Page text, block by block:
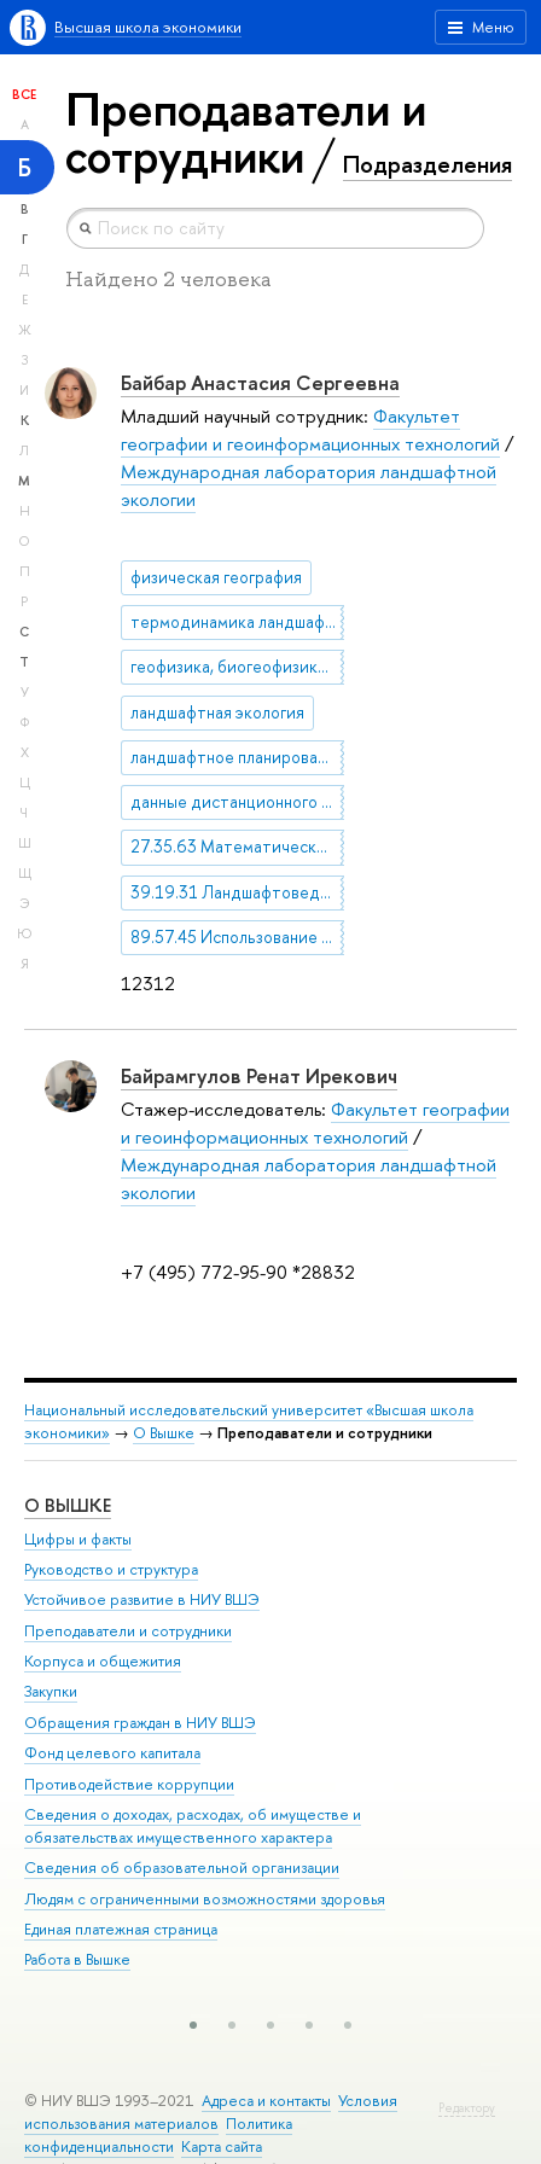
Меню
Высшая школа экономики
ВСЕ
А
Б
В
Г
Д
Е
Ж
З
И
К
Л
М
Н
О
П
Р
С
Т
У
Ф
Х
Ц
Ч
Ш
Щ
Э
Ю
Я
Преподаватели и
сотрудники Подразделения
Найдено 2 человека
12312
Байбар Анастасия Сергеевна
Младший научный сотрудник: Факультет
географии и геоинформационных технологий /
Международная лаборатория ландшафтной
экологии
физическая география
термодинамика ландшафта, экосистем
геофизика, биогеофизика ландшафта
ландшафтная экология
ландшафтное планирование
данные дистанционного зондирования
27.35.63 Математические модели геофизики и метеорологии
39.19.31 Ландшафтоведение
89.57.45 Использование аэрокосмической информации
+7 (495) 772-95-90 *28832
Байрамгулов Ренат Ирекович
Стажер-исследователь: Факультет географии
и геоинформационных технологий /
Международная лаборатория ландшафтной
экологии
Национальный исследовательский университет «Высшая школа
экономики» → О Вышке → Преподаватели и сотрудники
О ВЫШКЕ
Цифры и факты
Руководство и структура
Устойчивое развитие в НИУ ВШЭ
Преподаватели и сотрудники
Корпуса и общежития
Закупки
Обращения граждан в НИУ ВШЭ
Фонд целевого капитала
Противодействие коррупции
Сведения о доходах, расходах, об имуществе и
обязательствах имущественного характера
Сведения об образовательной организации
Людям с ограниченными возможностями здоровья
Единая платежная страница
Работа в Вышке
Редактору
© НИУ ВШЭ 1993–2021 Адреса и контакты Условия
использования материалов Политика
конфиденциальности Карта сайта